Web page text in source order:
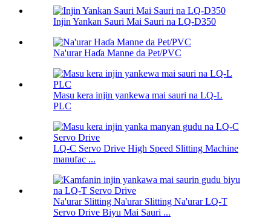
Injin Yankan Sauri Mai Sauri na LQ-D350
Na'urar Haɗa Manne da Pet/PVC
Masu kera injin yankewa mai sauri na LQ-L
PLC
LQ-C Servo Drive High Speed ​​Slitting Machine
manufac ...
Na'urar Slitting Na'urar Slitting Na'urar LQ-T
Servo Drive Biyu Mai Sauri ...